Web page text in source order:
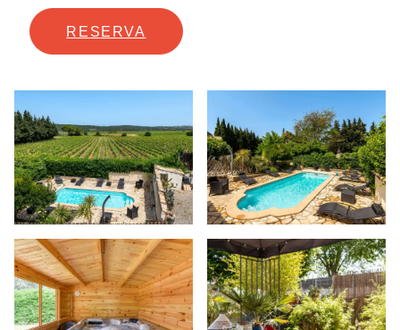
RESERVA